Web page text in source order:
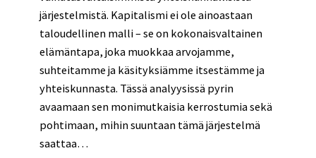
järjestelmistä. Kapitalismi ei ole ainoastaan
taloudellinen malli – se on kokonaisvaltainen
elämäntapa, joka muokkaa arvojamme,
suhteitamme ja käsityksiämme itsestämme ja
yhteiskunnasta. Tässä analyysissä pyrin
avaamaan sen monimutkaisia kerrostumia sekä
pohtimaan, mihin suuntaan tämä järjestelmä
saattaa…